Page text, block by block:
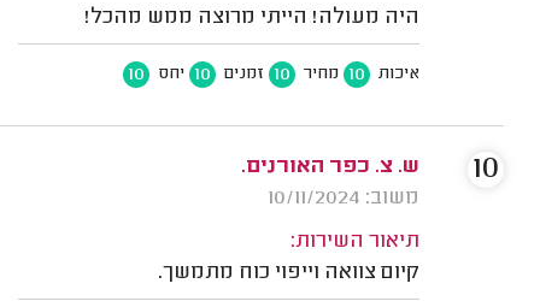
היה מעולה! הייתי מרוצה ממש מהכל!
איכות 10 מחיר 10 זמנים 10 יחס 10
ש. צ. כפר האורנים.
משוב: 10/11/2024
תיאור השירות:
קיום צוואה וייפוי כוח מתמשך.
10